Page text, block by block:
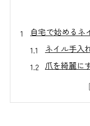
自宅で始めるネ
ネイル手入
爪を綺麗に
サロン級